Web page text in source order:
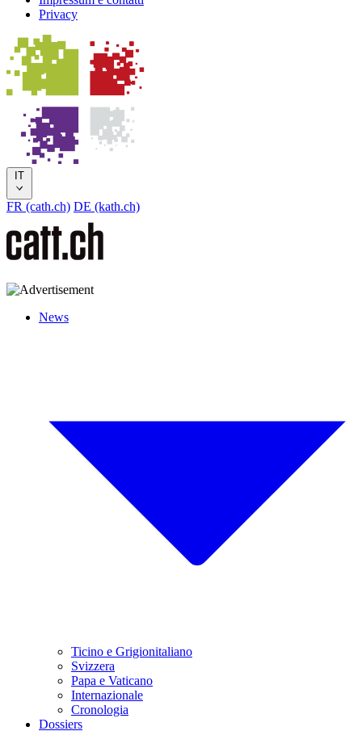
Privacy
IT
FR (cath.ch) DE (kath.ch)
News
Ticino e Grigionitaliano
Svizzera
Papa e Vaticano
Internazionale
Cronologia
Dossiers